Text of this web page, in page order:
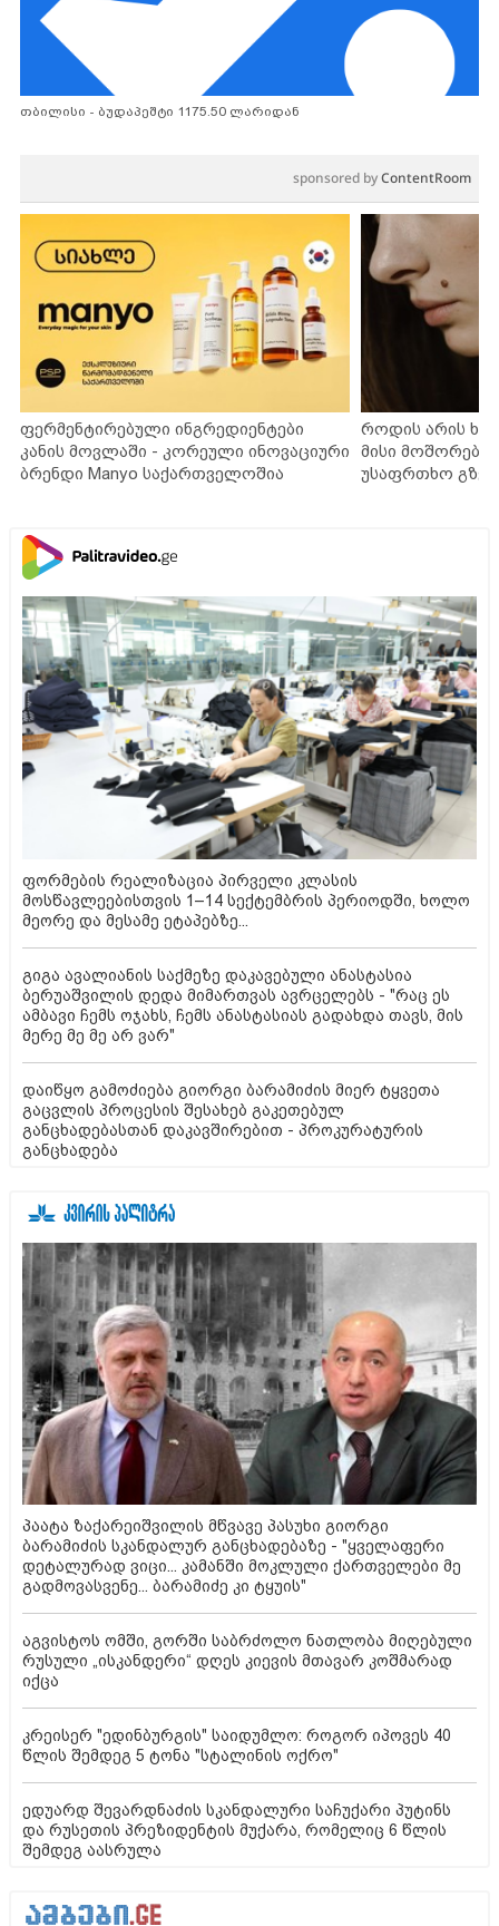
თბილისი - ბუდაპეშტი 1175.50 ლარიდან
sponsored byContentRoom
ფერმენტირებული ინგრედიენტები
კანის მოვლაში - კორეული ინოვაციური
ბრენდი Manyo საქართველოშია
როდის არის
მისი
უსაფრთხო
ფორმების რეალიზაცია პირველი კლასის
მოსწავლეებისთვის 1–14 სექტემბრის პერიოდში, ხოლო
მეორე და მესამე ეტაპებზე...
გიგა ავალიანის საქმეზე დაკავებული ანასტასია
ბერუაშვილის დედა მიმართვას ავრცელებს - "რაც ეს
ამბავი ჩემს ოჯახს, ჩემს ანასტასიას გადახდა თავს, მის
მერე მე მე არ ვარ"
დაიწყო გამოძიება გიორგი ბარამიძის მიერ ტყვეთა
გაცვლის პროცესის შესახებ გაკეთებულ
განცხადებასთან დაკავშირებით - პროკურატურის
განცხადება
პაატა ზაქარეიშვილის მწვავე პასუხი გიორგი
ბარამიძის სკანდალურ განცხადებაზე - "ყველაფერი
დეტალურად ვიცი... კამანში მოკლული ქართველები მე
გადმოვასვენე... ბარამიძე კი ტყუის"
აგვისტოს ომში, გორში საბრძოლო ნათლობა მიღებული
რუსული „ისკანდერი“ დღეს კიევის მთავარ კოშმარად
იქცა
კრეისერ "ედინბურგის" საიდუმლო: როგორ იპოვეს 40
წლის შემდეგ 5 ტონა "სტალინის ოქრო"
ედუარდ შევარდნაძის სკანდალური საჩუქარი პუტინს
და რუსეთის პრეზიდენტის მუქარა, რომელიც 6 წლის
შემდეგ აასრულა